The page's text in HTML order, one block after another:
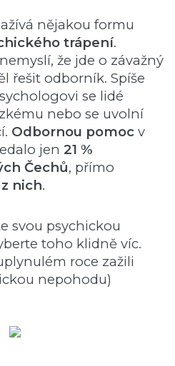
nějakou formu
trápení.
že jde o závažný
řešit odborník. Spíše
se lidé
nebo se uvolní
Odbornou pomoc v
jen 21 %
Čechů, přímo
z nich.
svou psychickou
toho klidně víc.
roce zažili
nepohodu)